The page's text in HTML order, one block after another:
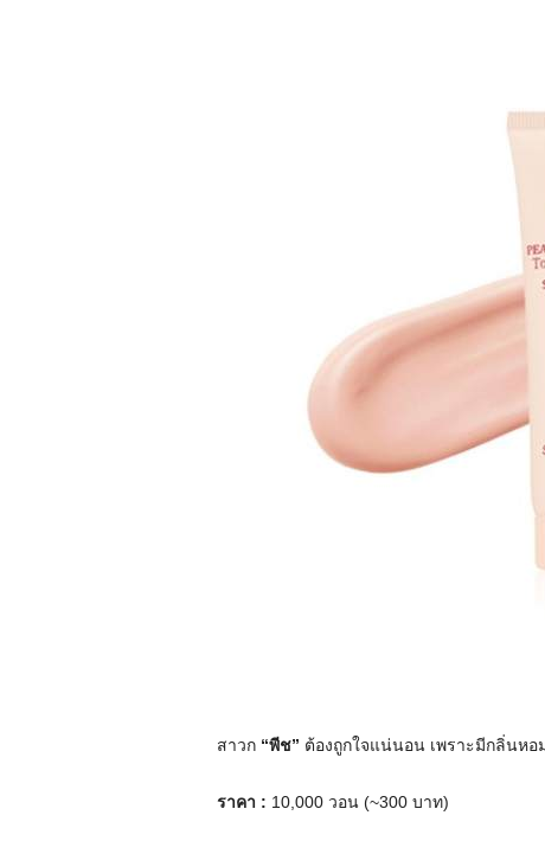
สาวก “พีช” ต้องถูกใจแน่นอน เพราะมีกลิ่นห
ราคา : 10,000 วอน (~300 บาท)